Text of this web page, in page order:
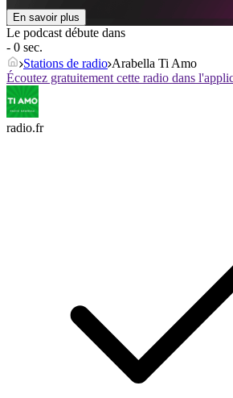
En savoir plus
Le podcast débute dans
- 0 sec.
Stations de radio Arabella Ti Amo
Écoutez gratuitement cette radio dans
radio.fr